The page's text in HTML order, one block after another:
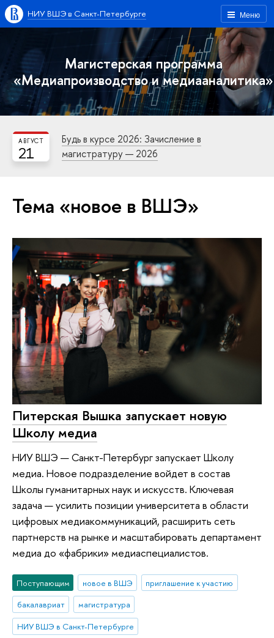
Меню
НИУ ВШЭ в Санкт-Петербурге
Магистерская программа
«Медиапроизводство и медиааналитика»
21
АВГУСТ
Будь в курсе 2026: Зачисление в
магистратуру — 2026
Тема «новое в ВШЭ»
Питерская Вышка запускает новую
Школу медиа
НИУ ВШЭ — Санкт-Петербург запускает Школу
медиа. Новое подразделение войдет в состав
Школы гуманитарных наук и искусств. Ключевая
задача — усилить позиции университета в области
цифровых медиакоммуникаций, расширить сеть
партнерств на рынке и масштабировать департамент
медиа до «фабрики» медиаспециалистов.
Поступающим новое в ВШЭ
приглашение к участию
бакалавриат
магистратура
НИУ ВШЭ в Санкт-Петербурге